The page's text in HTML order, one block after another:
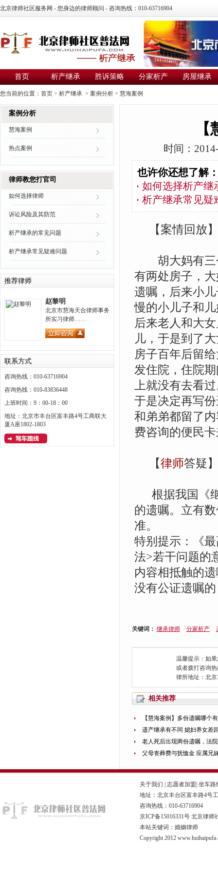
北京律师社区服务网 - 您身边的律师顾问 - 咨询热线：010-63716904
首页 析产继承 胜诉策略 分家析产 房屋继承
您当前的位置： 首页 > 析产继承 > 案例分析 > 慧海案例
时间：
也许你还想了解
如何选择析产继
析产继承常见疑
【案情回放
胡大妈有三
有两处房子，
遗嘱，后来小
慢的小儿子和
后来老人和大
儿，于是到了
房子百年后留
发住院，住院
上就没有去看
于是决定再写
和弟弟都留了
费咨询的便民
【律师答疑
根据我国《继
的遗嘱。立有
准。
特别提示：《
法>若干问题的
内容相抵触的
没有公证遗嘱
关键词： 继承律师 分家析产
温馨提示：如
或者拨打咨询热
律所地址：北
相关推荐
【慧海案例】多份遗嘱哪个
遗产继承有不同 媳妇养女差
老人死后出现两份遗嘱，法
父母丧葬费与抚恤金 应属兄
案例分析
慧海案例
热点案例
律师教您打官司
如何选择律师
诉讼风险及其防范
析产继承的常见问题
析产继承常见疑难问题
推荐律师
赵黎明
北京市慧海天合律师事务
所实习律师……
联系方式
咨询热线：010-63716904
咨询热线：010-83836448
上班时间：9：00-18：00
地址：北京市丰台区富丰路4号工商联大
厦A座1802-1803
关于我们 志愿者加盟 坐车路
地址：北京丰台区富丰路4号
咨询热线：010-63716904
京ICP备15016331号 北京律师
本站关键词：婚姻律师
Copyright 2012